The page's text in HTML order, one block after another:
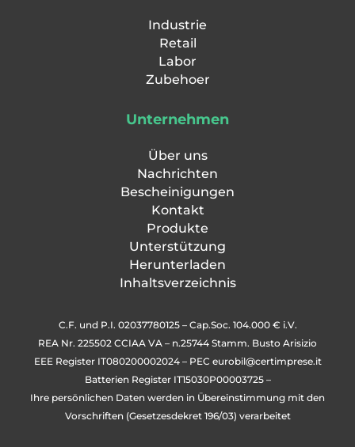
Industrie
Retail
Labor
Zubehoer
Unternehmen
Über uns
Nachrichten
Bescheinigungen
Kontakt
Produkte
Unterstützung
Herunterladen
Inhaltsverzeichnis
C.F. und P.I. 02037780125 – Cap.Soc. 104.000 € i.V.
REA Nr. 225502 CCIAA VA – n.25744 Stamm. Busto Arisizio
EEE Register IT080200002024 – PEC eurobil@certimprese.it
Batterien Register IT15030P00003725 –
Ihre persönlichen Daten werden in Übereinstimmung mit den
Vorschriften (Gesetzesdekret 196/03) verarbeitet